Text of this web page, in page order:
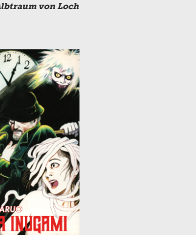
von Loch